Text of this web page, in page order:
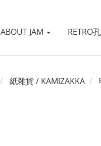
ABOUT JAM RETRO
紙雜貨 / KAMIZAKKA